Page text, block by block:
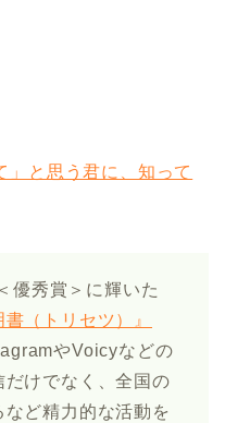
」と思う君に、知って
優秀賞＞に輝いた
（トリセツ）』
やVoicyなどの
けでなく、全国の
ど精力的な活動を